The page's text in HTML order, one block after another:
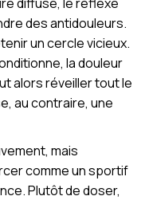
des antidouleurs.
un cercle vicieux.
la douleur
alors réveiller tout le
au contraire, une
mais
comme un sportif
Plutôt de doser,